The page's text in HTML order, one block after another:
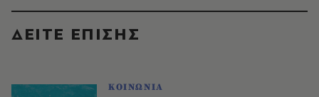
ΔΕΙΤΕ ΕΠΙΣΗΣ
ΚΟΙΝΩΝΙΑ